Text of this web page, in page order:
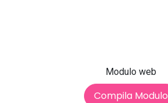
Modulo web
Compila Modulo